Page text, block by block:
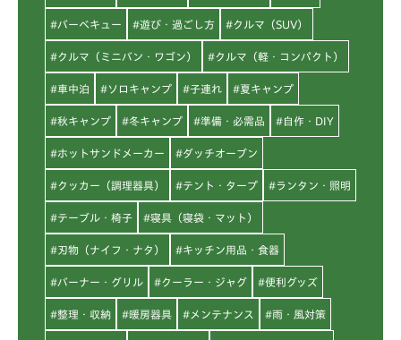
#バーベキュー #遊び・過ごし方 #クルマ（SUV）
#クルマ（ミニバン・ワゴン） #クルマ（軽・コンパクト）
#車中泊 #ソロキャンプ #子連れ #夏キャンプ
#秋キャンプ #冬キャンプ #準備・必需品 #自作・DIY
#ホットサンドメーカー #ダッチオーブン
#クッカー（調理器具） #テント・タープ #ランタン・照明
#テーブル・椅子 #寝具（寝袋・マット）
#刃物（ナイフ・ナタ） #キッチン用品・食器
#バーナー・グリル #クーラー・ジャグ #便利グッズ
#整理・収納 #暖房器具 #メンテナンス #雨・風対策